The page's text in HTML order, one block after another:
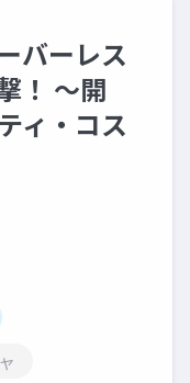
バーレス
！ 〜開
ィ・コス